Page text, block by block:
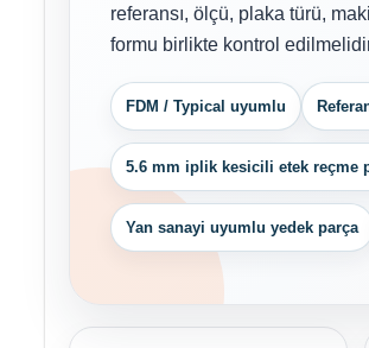
referansı, ölçü, plaka türü,
formu birlikte kontrol
FDM / Typical uyumlu
5.6 mm iplik kesicili etek reçme
Yan sanayi uyumlu yedek parça